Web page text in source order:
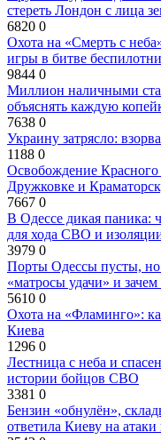
стереть Лондон с лица
6820 0
Охота на «Смерть с
игры в битве
9844 0
Миллион наличными
объяснять каждую
7638 0
Украину затрясло:
1188 0
Освобождение Красного
Дружковке и
7667 0
В Одессе дикая паника:
для хода СВО и
3979 0
Порты Одессы пусты, но
«матросы удачи» и
5610 0
Охота на «Фламинго»:
Киева
1296 0
Лестница с неба и
истории бойцов СВО
3381 0
Бензин «обнулён»,
ответила Киеву на